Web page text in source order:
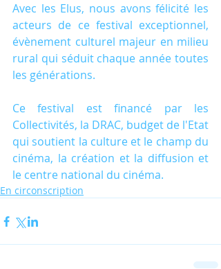
Avec les Elus, nous avons félicité les
acteurs de ce festival exceptionnel,
évènement culturel majeur en milieu
rural qui séduit chaque année toutes
les générations.
Ce festival est financé par les
Collectivités, la DRAC, budget de l'Etat
qui soutient la culture et le champ du
cinéma, la création et la diffusion et
le centre national du cinéma.
En circonscription